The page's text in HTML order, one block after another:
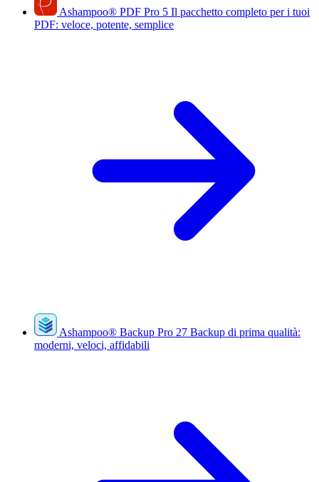
Ashampoo® PDF Pro 5 Il pacchetto completo per i tuoi
PDF: veloce, potente, semplice
Ashampoo® Backup Pro 27 Backup di prima qualità:
moderni, veloci, affidabili